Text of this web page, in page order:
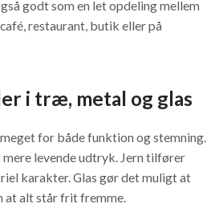
godt som en let opdeling mellem
restaurant, butik eller på
i træ, metal og glas
for både funktion og stemning.
levende udtryk. Jern tilfører
karakter. Glas gør det muligt at
at alt står frit fremme.